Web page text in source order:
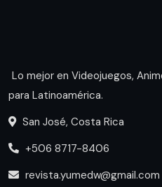
Lo mejor en Videojuegos,
para Latinoamérica.
San José, Costa Rica
+506 8717-8406
revista.yumedw@gmail.com